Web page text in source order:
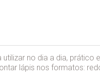
utilizar no dia a dia,
lápis nos formatos: